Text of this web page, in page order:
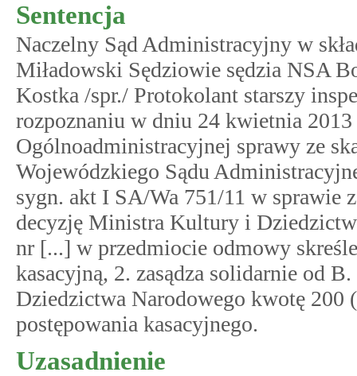
Sentencja
Naczelny Sąd Administracyjny w
Miładowski Sędziowie sędzia NSA
Kostka /spr./ Protokolant starszy
rozpoznaniu w dniu 24 kwietnia
Ogólnoadministracyjnej sprawy ze
Wojewódzkiego Sądu
sygn. akt I SA/Wa 751/11 w sprawie
decyzję Ministra Kultury i
nr [...] w przedmiocie odmowy
kasacyjną, 2. zasądza solidarnie od
Dziedzictwa Narodowego kwotę 200
postępowania kasacyjnego.
Uzasadnienie